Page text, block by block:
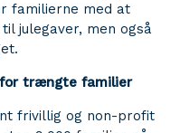
familierne med at
julegaver, men også
for trængte familier
frivillig og non-profit